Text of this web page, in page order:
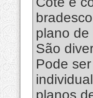
plano de
São
Pode